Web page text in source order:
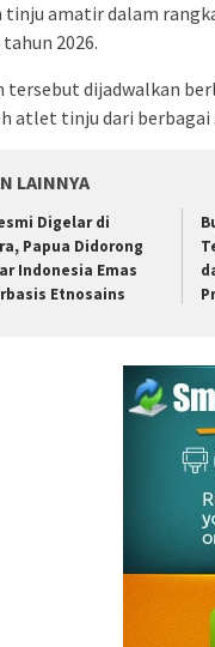
amatir dalam
2026.
tersebut dijadwalkan
atlet tinju dari berbagai
LAINNYA
Digelar di
Papua Didorong
Indonesia Emas
Etnosains